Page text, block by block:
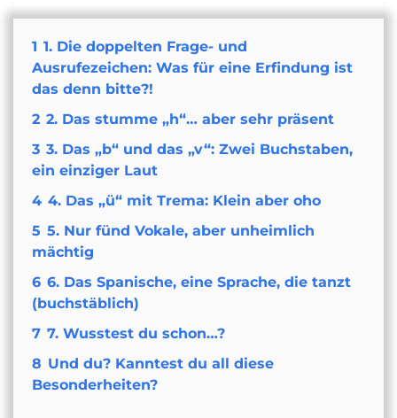
1 1. Die doppelten Frage- und
Ausrufezeichen: Was für eine Erfindung ist
das denn bitte?!
2 2. Das stumme „h“… aber sehr präsent
3 3. Das „b“ und das „v“: Zwei Buchstaben,
ein einziger Laut
4 4. Das „ü“ mit Trema: Klein aber oho
5 5. Nur fünd Vokale, aber unheimlich
mächtig
6 6. Das Spanische, eine Sprache, die tanzt
(buchstäblich)
7 7. Wusstest du schon…?
8 Und du? Kanntest du all diese
Besonderheiten?